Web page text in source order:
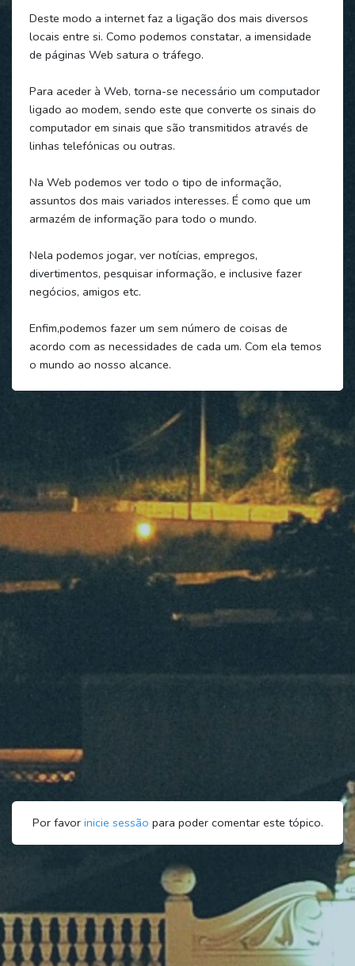
Deste modo a internet faz a ligação dos mais diversos
locais entre si. Como podemos constatar, a imensidade
de páginas Web satura o tráfego.
Para aceder à Web, torna-se necessário um computador
ligado ao modem, sendo este que converte os sinais do
computador em sinais que são transmitidos através de
linhas telefónicas ou outras.
Na Web podemos ver todo o tipo de informação,
assuntos dos mais variados interesses. É como que um
armazém de informação para todo o mundo.
Nela podemos jogar, ver notícias, empregos,
divertimentos, pesquisar informação, e inclusive fazer
negócios, amigos etc.
Enfim,podemos fazer um sem número de coisas de
acordo com as necessidades de cada um. Com ela temos
o mundo ao nosso alcance.
Por favor inicie sessão para poder comentar este tópico.